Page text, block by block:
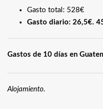
Gasto total: 528€
Gasto diario: 26,5€.
Gastos de 10 días en
Alojamiento.